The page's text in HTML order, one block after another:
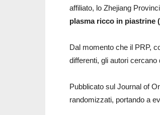
affiliato, lo Zhejiang
plasma ricco in piastrine
Dal momento che il PRP,
differenti, gli autori
Pubblicato sul Journal of
randomizzati, portando a